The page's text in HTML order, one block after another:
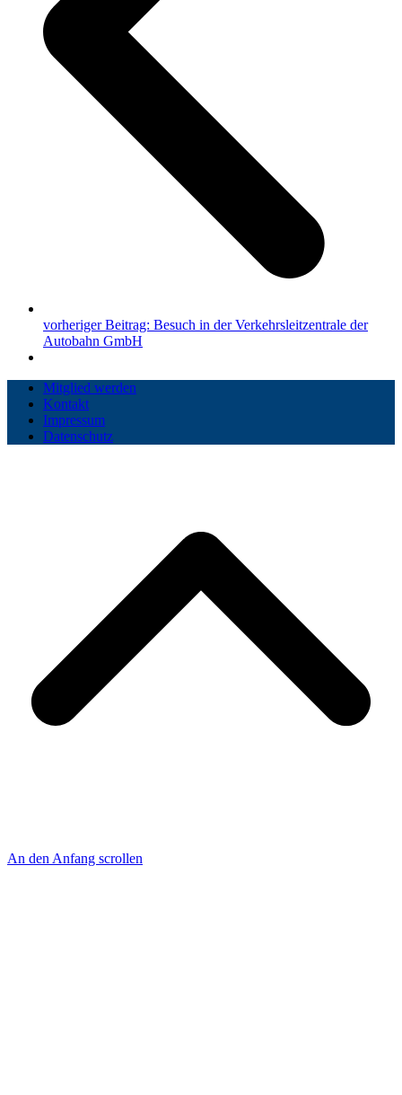
vorheriger Beitrag: Besuch in der Verkehrsleitzentrale der
Autobahn GmbH
Mitglied werden
Kontakt
Impressum
Datenschutz
An den Anfang scrollen